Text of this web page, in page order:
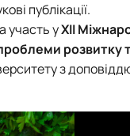
публікації.
участь уХІІ
розвитку
з